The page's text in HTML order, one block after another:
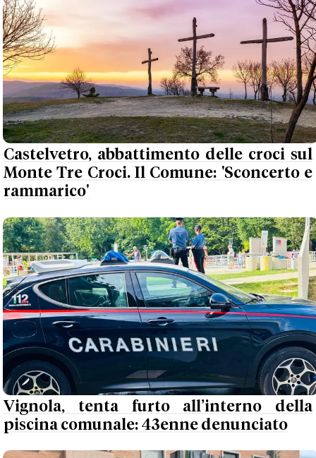
Castelvetro, abbattimento delle croci sul
Monte Tre Croci. Il Comune: 'Sconcerto e
rammarico'
Vignola, tenta furto all’interno della
piscina comunale: 43enne denunciato